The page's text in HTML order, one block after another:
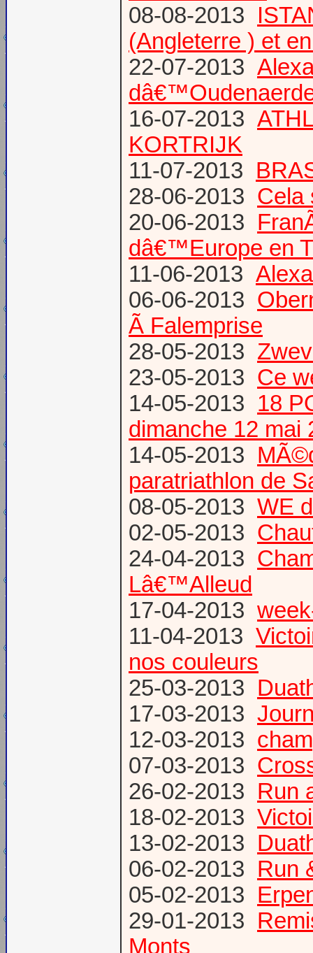
08-08-2013
(Angleterre ) et
22-07-2013
16-07-2013
KORTRIJK
11-07-2013
28-06-2013 Cela
20-06-2013
dâ€™Europe en
11-06-2013
06-06-2013
Ã Falemprise
28-05-2013
23-05-2013 Ce
14-05-2013 18
dimanche 12 mai
14-05-2013
paratriathlon de
08-05-2013 WE
02-05-2013
24-04-2013
Lâ€™Alleud
17-04-2013
11-04-2013
nos couleurs
25-03-2013
17-03-2013
12-03-2013
07-03-2013
26-02-2013 Run
18-02-2013
13-02-2013
06-02-2013 Run
05-02-2013
29-01-2013
Monts